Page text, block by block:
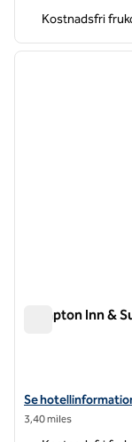
Kostnadsfri
1 av 12
Hampton Inn &
Visa hotelldetaljer
Se
3,40 miles